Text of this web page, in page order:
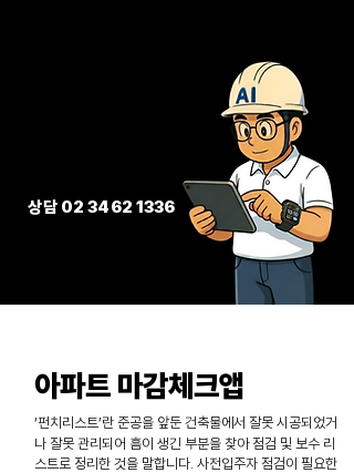
​상담 02 3462 1336
​아파트 마감체크앱
‘펀치리스트’란 준공을 앞둔 건축물에서 잘못 시공되었거
나 잘못 관리되어 흠이 생긴 부분을 찾아 점검 및 보수 리
스트로 정리한 것을 말합니다. 사전입주자 점검이 필요한